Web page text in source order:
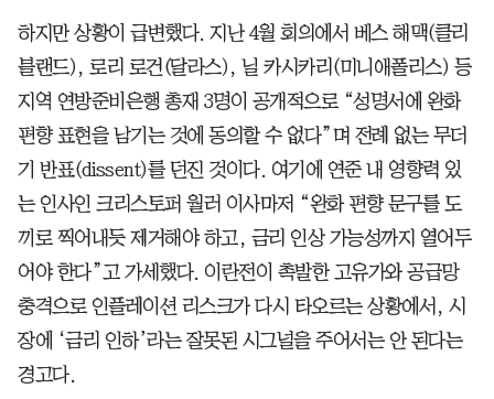
하지만 상황이 급변했다. 지난 4월 회의에서 베스 해맥(클리
블랜드), 로리 로건(달라스), 닐 카시카리(미니애폴리스) 등
지역 연방준비은행 총재 3명이 공개적으로 “성명서에 완화
편향 표현을 남기는 것에 동의할 수 없다”며 전례 없는 무더
기 반표(dissent)를 던진 것이다. 여기에 연준 내 영향력 있
는 인사인 크리스토퍼 월러 이사마저 “완화 편향 문구를 도
끼로 찍어내듯 제거해야 하고, 금리 인상 가능성까지 열어두
어야 한다”고 가세했다. 이란전이 촉발한 고유가와 공급망
충격으로 인플레이션 리스크가 다시 타오르는 상황에서, 시
장에 ‘금리 인하’라는 잘못된 시그널을 주어서는 안 된다는
경고다.